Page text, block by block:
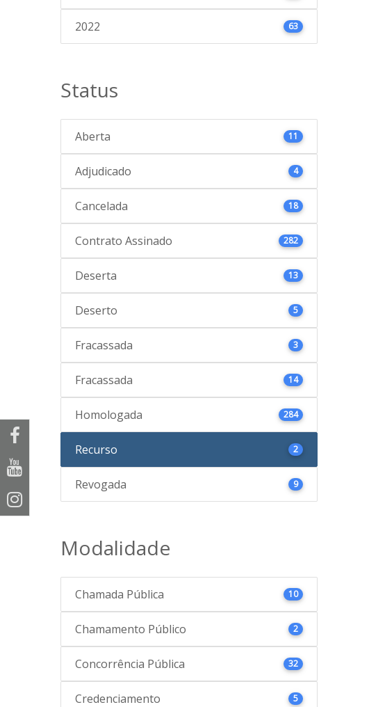
2022 63
Status
Aberta 11
Adjudicado 4
Cancelada 18
Contrato Assinado 282
Deserta 13
Deserto 5
Fracassada 3
Fracassada 14
Homologada 284
Recurso 2
Revogada 9
Modalidade
Chamada Pública 10
Chamamento Público 2
Concorrência Pública 32
Credenciamento 5